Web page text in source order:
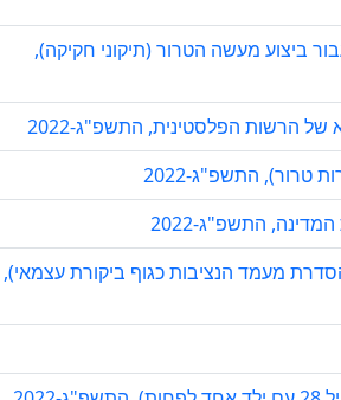
ביצוע מעשה הטרור (תיקוני חקיקה),
הרשות הפלסטינית, התשפ"ג-2022
התשפ"ג-2022
התשפ"ג-2022
מעמד הנציבות כגוף ביקורת עצמאי),